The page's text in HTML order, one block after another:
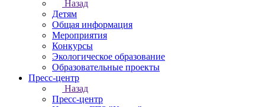
Назад
Детям
Общая информация
Мероприятия
Конкурсы
Экологическое образование
Образовательные проекты
Пресс-центр
Назад
Пресс-центр